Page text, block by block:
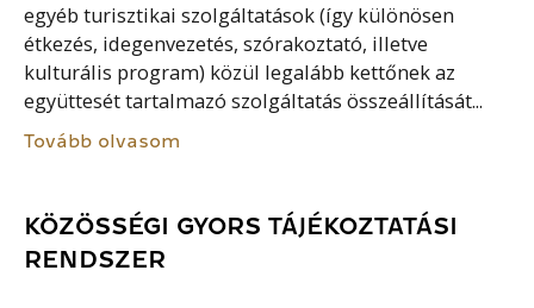
egyéb turisztikai szolgáltatások (így különösen
étkezés, idegenvezetés, szórakoztató, illetve
kulturális program) közül legalább kettőnek az
együttesét tartalmazó szolgáltatás összeállítását...
Tovább olvasom
KÖZÖSSÉGI GYORS TÁJÉKOZTATÁSI
RENDSZER